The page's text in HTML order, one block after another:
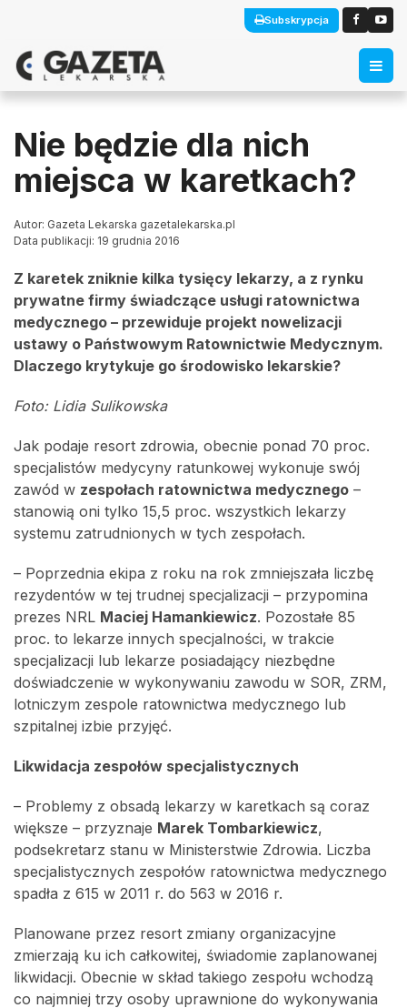
Subskrypcja
Nie będzie dla nich
miejsca w karetkach?
Autor: Gazeta Lekarska gazetalekarska.pl
Data publikacji: 19 grudnia 2016
Z karetek zniknie kilka tysięcy lekarzy, a z rynku
prywatne firmy świadczące usługi ratownictwa
medycznego – przewiduje projekt nowelizacji
ustawy o Państwowym Ratownictwie Medycznym.
Dlaczego krytykuje go środowisko lekarskie?
Foto: Lidia Sulikowska
Jak podaje resort zdrowia, obecnie ponad 70 proc.
specjalistów medycyny ratunkowej wykonuje swój
zawód w zespołach ratownictwa medycznego –
stanowią oni tylko 15,5 proc. wszystkich lekarzy
systemu zatrudnionych w tych zespołach.
– Poprzednia ekipa z roku na rok zmniejszała liczbę
rezydentów w tej trudnej specjalizacji – przypomina
prezes NRL Maciej Hamankiewicz. Pozostałe 85
proc. to lekarze innych specjalności, w trakcie
specjalizacji lub lekarze posiadający niezbędne
doświadczenie w wykonywaniu zawodu w SOR, ZRM,
lotniczym zespole ratownictwa medycznego lub
szpitalnej izbie przyjęć.
Likwidacja zespołów specjalistycznych
– Problemy z obsadą lekarzy w karetkach są coraz
większe – przyznaje Marek Tombarkiewicz,
podsekretarz stanu w Ministerstwie Zdrowia. Liczba
specjalistycznych zespołów ratownictwa medycznego
spadła z 615 w 2011 r. do 563 w 2016 r.
Planowane przez resort zmiany organizacyjne
zmierzają ku ich całkowitej, świadomie zaplanowanej
likwidacji. Obecnie w skład takiego zespołu wchodzą
co najmniej trzy osoby uprawnione do wykonywania